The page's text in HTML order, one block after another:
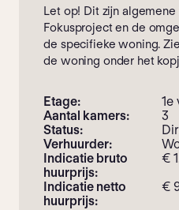
Let op! Dit zijn algemene
Fokusproject en de
de specifieke woning.
de woning onder het
Etage:
1e
Aantal kamers:
3
Status:
Verhuurder:
Indicatie bruto
huurprijs:
€
Indicatie netto
huurprijs:
€